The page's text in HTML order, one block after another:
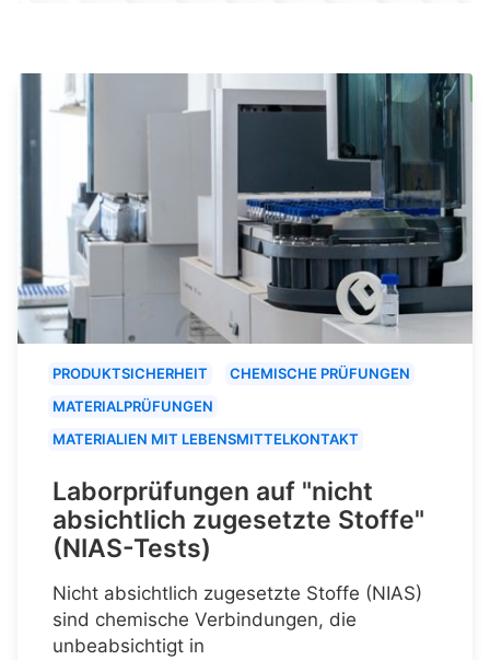
PRODUKTSICHERHEIT
CHEMISCHE PRÜFUNGEN
MATERIALPRÜFUNGEN
MATERIALIEN MIT LEBENSMITTELKONTAKT
Laborprüfungen auf "nicht
absichtlich zugesetzte Stoffe"
(NIAS-Tests)
Nicht absichtlich zugesetzte Stoffe (NIAS)
sind chemische Verbindungen, die
unbeabsichtigt in